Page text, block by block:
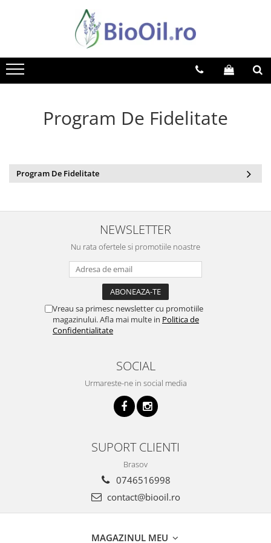
Program De Fidelitate
Program De Fidelitate
NEWSLETTER
Nu rata ofertele si promotiile noastre
Vreau sa primesc newsletter cu promotiile
magazinului. Afla mai multe in Politica de
Confidentialitate
SOCIAL
Urmareste-ne in social media
SUPORT CLIENTI
Brasov
0746516998
contact@biooil.ro
MAGAZINUL MEU